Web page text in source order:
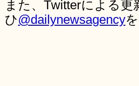
また、Twitterによる
ひ@dailynewsagency